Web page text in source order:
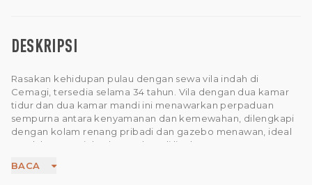
DESKRIPSI
Rasakan kehidupan pulau dengan sewa vila indah di
Cemagi, tersedia selama 34 tahun. Vila dengan dua kamar
tidur dan dua kamar mandi ini menawarkan perpaduan
sempurna antara kenyamanan dan kemewahan, dilengkapi
dengan kolam renang pribadi dan gazebo menawan, ideal
untuk bersantai dan berendam di lingkungan yang tenang.
ruang tamu terang dan lapang yang terhubung dengan alam
BACA